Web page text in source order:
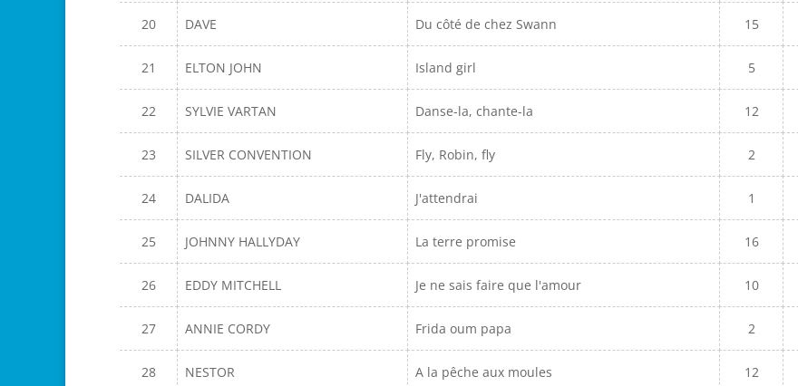
20 DAVE Du côté de chez Swann 15
21 ELTON JOHN Island girl 5
22 SYLVIE VARTAN Danse-la, chante-la 12
23 SILVER CONVENTION Fly, Robin, fly 2
24 DALIDA J'attendrai 1
25 JOHNNY HALLYDAY La terre promise 16
26 EDDY MITCHELL Je ne sais faire que l'amour 10
27 ANNIE CORDY Frida oum papa 2
28 NESTOR A la pêche aux moules 12